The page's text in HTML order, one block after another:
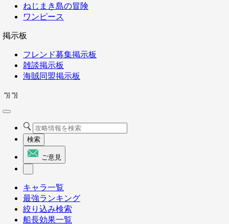
ねじまき島の冒険
ワンピース
掲示板
フレンド募集掲示板
雑談掲示板
海賊同盟掲示板
"}] "}]
検索
ご意見
キャラ一覧
最強ランキング
絞り込み検索
船長効果一覧